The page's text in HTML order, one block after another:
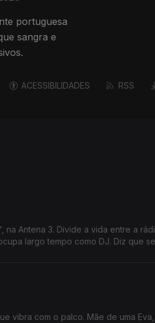
portuguesa
sangra e
ACESSIBILIDADES RSS
Antena 3. Divide a vida entre a
largo tempo como DJ. Diz que
vibra com o palco. Mãe de uma